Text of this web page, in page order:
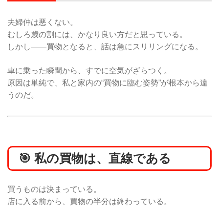
夫婦仲は悪くない。
むしろ歳の割には、かなり良い方だと思っている。
しかし——買物となると、話は急にスリリングになる。
車に乗った瞬間から、すでに空気がざらつく。
原因は単純で、私と家内の“買物に臨む姿勢”が根本から違
うのだ。
🎯 私の買物は、直線である
買うものは決まっている。
店に入る前から、買物の半分は終わっている。